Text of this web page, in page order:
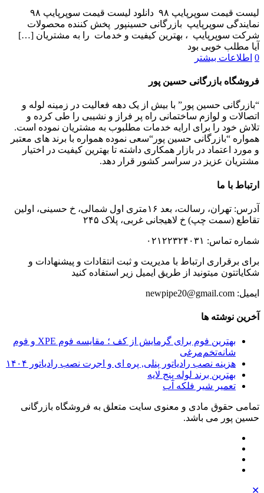
نمایندگی سوپرپایپ بازرگانی حسینپور پخش کننده محصولات
شرکت سوپرپایپ ، بهترین کیفیت و خدمات را به مشتریان […]
آیا مطلب خوبی بود
0 اطلاعات بیشتر
فروشگاه بازرگانی حسین پور
“بازرگانی حسین پور” با بیش از یک دهه فعالیت در زمینه لوله و
اتصالات و لوازم ساختمانی راه پر فراز و نشیبی را طی کرده و
تلاش خود را برای ارایه خدمات مطلبوب به مشتریان نموده است.
همواره “بازرگانی حسین پور“سعی نموده همواره با برند های معتبر
و مورد اعتماد در بازار همکاری داشته تا بهترین کیفیت در اختیار
مشتریان عزیز در سراسر کشور قرار دهد.
ارتباط با ما
آدرس: تهران، رسالت، بعد ۱۶متری اول شمالی، خ حسینی، اولین
تقاطع (سمت چپ) خ لاهیجانی غربی، پلاک ۲۴۵
شماره تماس: ۰۲۱۲۲۳۲۴۰۳۱
برای برقراری ارتباط با مدیریت و ثبت انتقادات و پیشنهادات و
شکایاتتون میتونید از طریق ایمیل زیر استفاده کنید
ایمیل: newpipe20@gmail.com
آخرین نوشته ها
بهترین فوم برای گرمایش از کف ؛ مقایسه فوم XPE و فوم
شانه‌تخم‌مرغی
هزینه نصب رادیاتور پنلی, پره ای و اجرت نصب رادیاتور ۱۴۰۴
بهترین برند لوله پنج لایه
تعمیر شیر فلکه آب
تمامی حقوق مادی و معنوی سایت متعلق به فروشگاه بازرگانی
حسین پور می باشد.
✕